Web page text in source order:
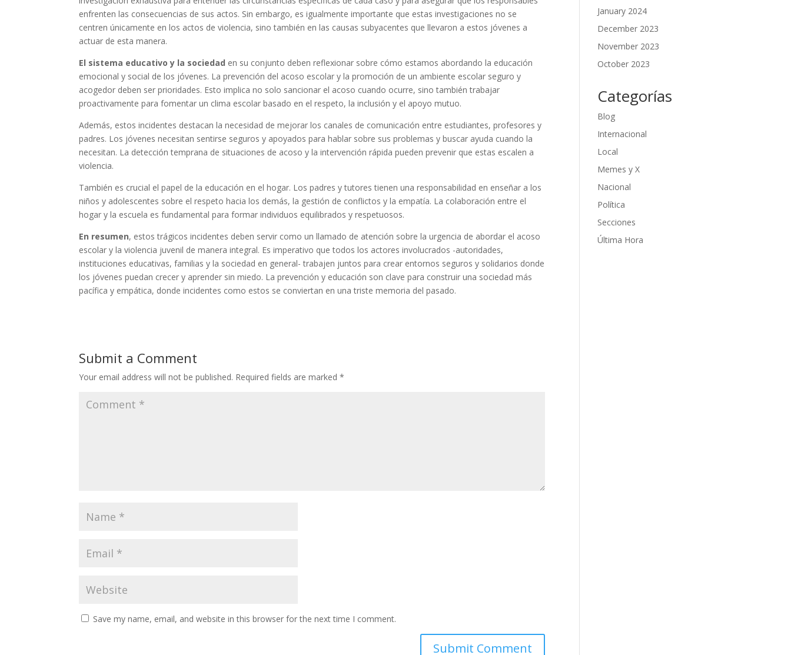
enfrenten las consecuencias de sus actos. Sin embargo, es igualmente importante que estas investigaciones no se
centren únicamente en los actos de violencia, sino también en las causas subyacentes que llevaron a estos jóvenes a
actuar de esta manera.
El sistema educativo y la sociedad en su conjunto deben reflexionar sobre cómo estamos abordando la educación
emocional y social de los jóvenes. La prevención del acoso escolar y la promoción de un ambiente escolar seguro y
acogedor deben ser prioridades. Esto implica no solo sancionar el acoso cuando ocurre, sino también trabajar
proactivamente para fomentar un clima escolar basado en el respeto, la inclusión y el apoyo mutuo.
Además, estos incidentes destacan la necesidad de mejorar los canales de comunicación entre estudiantes, profesores y
padres. Los jóvenes necesitan sentirse seguros y apoyados para hablar sobre sus problemas y buscar ayuda cuando la
necesitan. La detección temprana de situaciones de acoso y la intervención rápida pueden prevenir que estas escalen a
violencia.
También es crucial el papel de la educación en el hogar. Los padres y tutores tienen una responsabilidad en enseñar a los
niños y adolescentes sobre el respeto hacia los demás, la gestión de conflictos y la empatía. La colaboración entre el
hogar y la escuela es fundamental para formar individuos equilibrados y respetuosos.
En resumen, estos trágicos incidentes deben servir como un llamado de atención sobre la urgencia de abordar el acoso
escolar y la violencia juvenil de manera integral. Es imperativo que todos los actores involucrados -autoridades,
instituciones educativas, familias y la sociedad en general- trabajen juntos para crear entornos seguros y solidarios donde
los jóvenes puedan crecer y aprender sin miedo. La prevención y educación son clave para construir una sociedad más
pacífica y empática, donde incidentes como estos se conviertan en una triste memoria del pasado.
Submit a Comment
Your email address will not be published. Required fields are marked*
Save my name, email, and website in this browser for the next time I comment.
January 2024
December 2023
November 2023
October 2023
Categorías
Blog
Internacional
Local
Memes y X
Nacional
Política
Secciones
Última Hora